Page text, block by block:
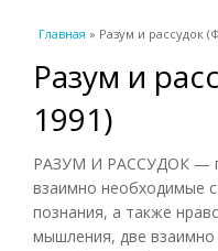
Вы здесь
Главная » Разум и рассудок
Разум и
1991)
РАЗУМ И РАССУДОК —
взаимно необходимые
познания, а также
мышления, две